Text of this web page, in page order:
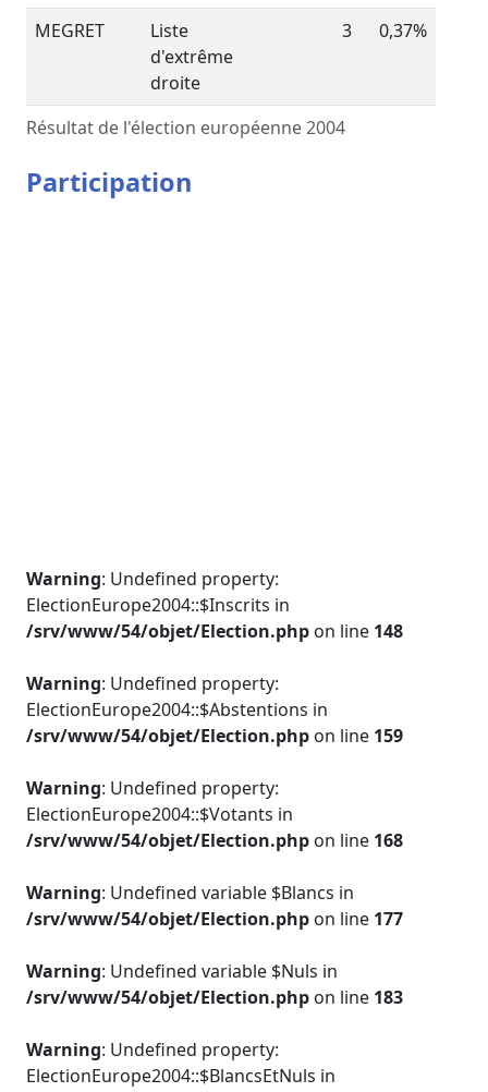
Résultat de l'élection européenne 2004
MEGRET
Liste
d'extrême
droite
3 0,37%
Participation
Warning: Undefined property:
ElectionEurope2004::$Inscrits in
/srv/www/54/objet/Election.php on line 148
Warning: Undefined property:
ElectionEurope2004::$Abstentions in
/srv/www/54/objet/Election.php on line 159
Warning: Undefined property:
ElectionEurope2004::$Votants in
/srv/www/54/objet/Election.php on line 168
Warning: Undefined variable $Blancs in
/srv/www/54/objet/Election.php on line 177
Warning: Undefined variable $Nuls in
/srv/www/54/objet/Election.php on line 183
Warning: Undefined property:
ElectionEurope2004::$BlancsEtNuls in